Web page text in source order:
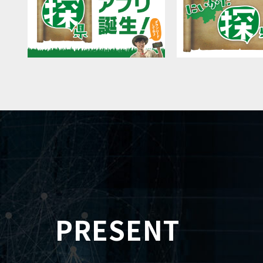
PRESENT